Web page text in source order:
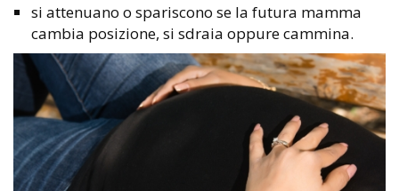
si attenuano o spariscono se la futura mamma
cambia posizione, si sdraia oppure cammina.